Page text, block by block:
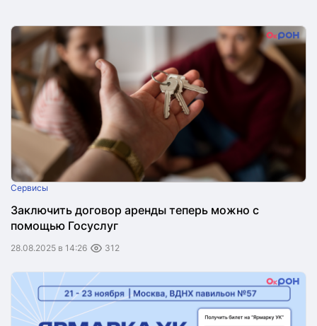
Сервисы
Заключить договор аренды теперь можно с
помощью Госуслуг
28.08.2025 в 14:26 312